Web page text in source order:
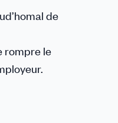
de
rompre le